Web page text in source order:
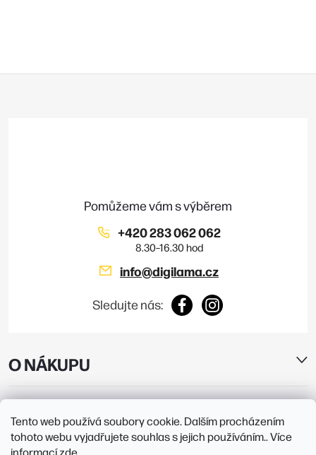
Tento web používá soubory cookie. Dalším procházením
tohoto webu vyjadřujete souhlas s jejich používáním.. Více
informacízde
O NÁKUPU
info@digilama.cz
+420 283 062 062
Sledujte nás: